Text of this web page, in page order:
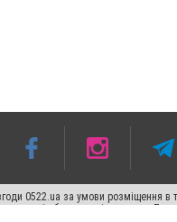
0522.ua за умови розміщення
в тексті або в якості джерела.